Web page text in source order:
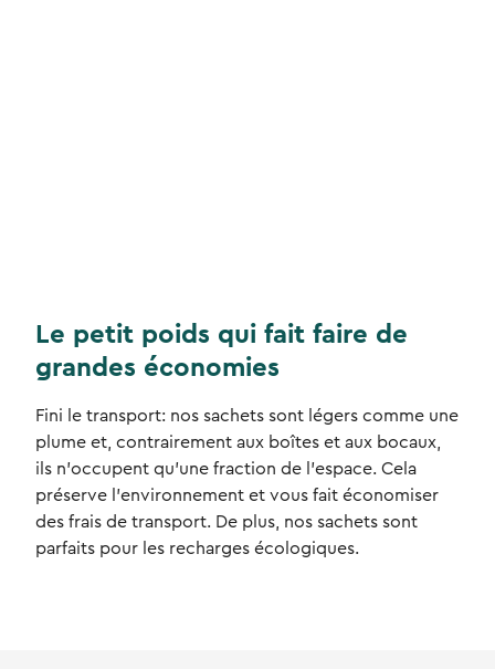
Le petit poids qui fait faire de
grandes économies
Fini le transport: nos sachets sont légers comme une
plume et, contrairement aux boîtes et aux bocaux,
ils n'occupent qu'une fraction de l'espace. Cela
préserve l'environnement et vous fait économiser
des frais de transport. De plus, nos sachets sont
parfaits pour les recharges écologiques.